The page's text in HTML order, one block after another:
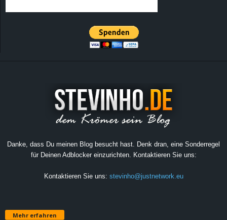
Danke, dass Du meinen Blog besucht hast. Denk dran, eine Sonderregel
für Deinen Adblocker einzurichten. Kontaktieren Sie uns:
Kontaktieren Sie uns: stevinho@justnetwork.eu
Mehr erfahren